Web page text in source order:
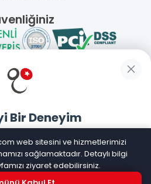
Medya
Bir Deneyim
daha hızlı ve kolay alışveriş
yapın
web sitesini ve hizmetlerimizi
sağlamaktadır. Detaylı bilgi
ziyaret edebilirsiniz.